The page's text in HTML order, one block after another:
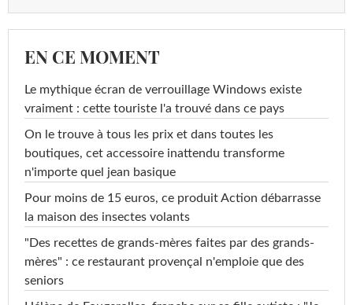
EN CE MOMENT
Le mythique écran de verrouillage Windows existe
vraiment : cette touriste l'a trouvé dans ce pays
On le trouve à tous les prix et dans toutes les
boutiques, cet accessoire inattendu transforme
n'importe quel jean basique
Pour moins de 15 euros, ce produit Action débarrasse
la maison des insectes volants
"Des recettes de grands-mères faites par des grands-
mères" : ce restaurant provençal n'emploie que des
seniors